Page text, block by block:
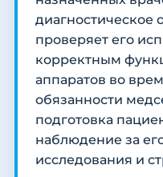
диагностическое
проверяет его
корректным
аппаратов во
обязанности
подготовка
наблюдение за
исследования и